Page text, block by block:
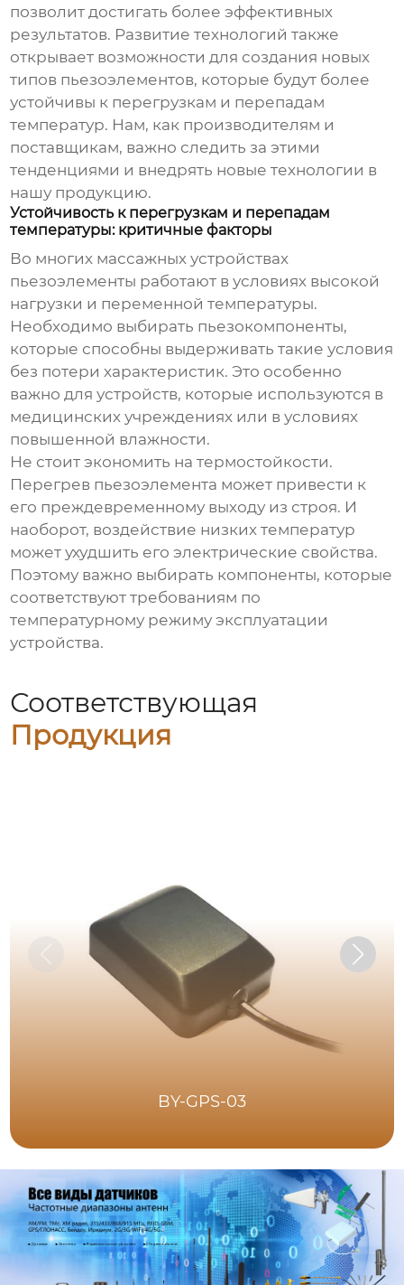
позволит достигать более эффективных
результатов. Развитие технологий также
открывает возможности для создания новых
типов пьезоэлементов, которые будут более
устойчивы к перегрузкам и перепадам
температур. Нам, как производителям и
поставщикам, важно следить за этими
тенденциями и внедрять новые технологии в
нашу продукцию.
Устойчивость к перегрузкам и перепадам
температуры: критичные факторы
Во многих массажных устройствах
пьезоэлементы работают в условиях высокой
нагрузки и переменной температуры.
Необходимо выбирать пьезокомпоненты,
которые способны выдерживать такие условия
без потери характеристик. Это особенно
важно для устройств, которые используются в
медицинских учреждениях или в условиях
повышенной влажности.
Не стоит экономить на термостойкости.
Перегрев пьезоэлемента может привести к
его преждевременному выходу из строя. И
наоборот, воздействие низких температур
может ухудшить его электрические свойства.
Поэтому важно выбирать компоненты, которые
соответствуют требованиям по
температурному режиму эксплуатации
устройства.
Соответствующая
Продукция
BY-GPS-03